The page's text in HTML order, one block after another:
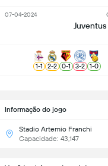
Informação do jogo
Stadio Artemio Franchi
Capacidade: 43,147
Juventus
07-04-2024
1-1 2-2 0-1 3-2 1-0